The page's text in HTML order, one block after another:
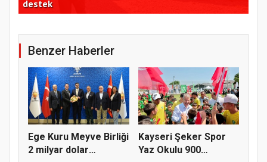
destek
Benzer Haberler
Ege Kuru Meyve Birliği
2 milyar dolar
Kayseri Şeker Spor
Yaz Okulu 900